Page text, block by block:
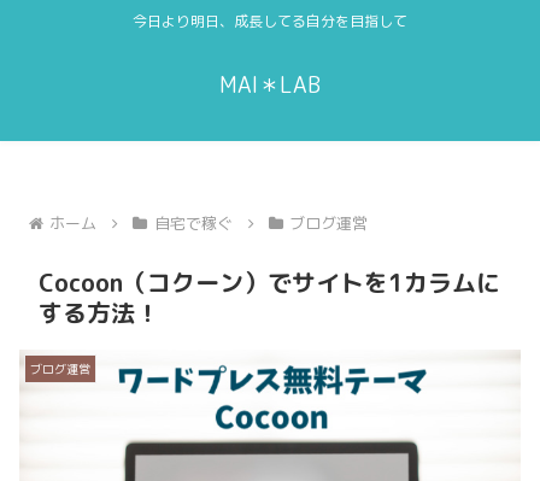
今日より明日、成長してる自分を目指して
MAI＊LAB
ホーム 自宅で稼ぐ ブログ運営
Cocoon（コクーン）でサイトを1カラムに
する方法！
ブログ運営